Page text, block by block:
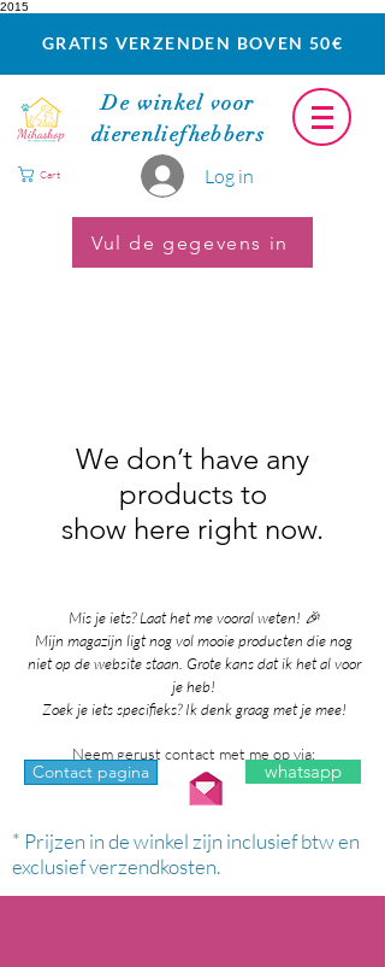
2015
GRATIS VERZENDEN BOVEN 50€
De winkel voor
dierenliefhebbers
Log in
Cart
Vul de gegevens in
We don’t have any
products to
show here right now.
Mis je iets? Laat het me vooral weten! 🎉
Mijn magazijn ligt nog vol mooie producten die nog
niet op de website staan. Grote kans dat ik het al voor
je heb!
Zoek je iets specifieks? Ik denk graag met je mee!
Neem gerust contact met me op via:
Contact pagina whatsapp
* Prijzen in de winkel zijn inclusief btw en
exclusief verzendkosten.